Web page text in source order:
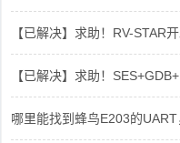
【已解决】求助！RV-STAR
【已解决】求助！
哪里能找到蜂鸟E203的UART